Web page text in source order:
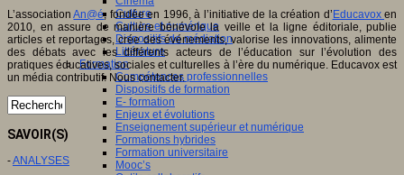
Culture
Culture et numérique
Dispositifs de médiation
Littérature
Formation
Compétences professionnelles
Dispositifs de formation
E- formation
Enjeux et évolutions
Enseignement supérieur et numérique
Formations hybrides
Formation universitaire
Mooc’s
L’associationAn@é, fondée en 1996, à l’initiative de la création d’ Educavoxen
2010, en assure de manière bénévole la veille et la ligne éditoriale, publie
articles et reportages, crée des événements, valorise les innovations, alimente
des débats avec les différents acteurs de l’éducation sur l’évolution des
pratiques éducatives, sociales et culturelles à l’ère du numérique. Educavox est
un média contributif. Nous contacter.
SAVOIR(S)
-ANALYSES